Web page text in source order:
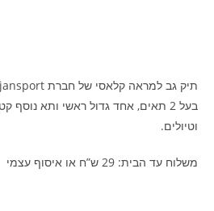
בעל 2 תאים, אחד גדול ראשי ותא
וטיולים.
משלוח עד הבית: 29 ש”ח או איסוף עצמי